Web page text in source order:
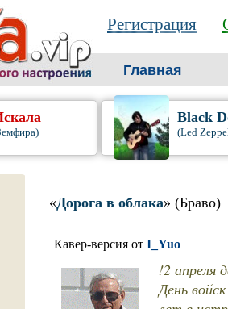
Регистрация
Главная
Black
(Led
«Дорога в облака» (Браво)
Кавер-версия от I_Yuo
!2 апреля
День